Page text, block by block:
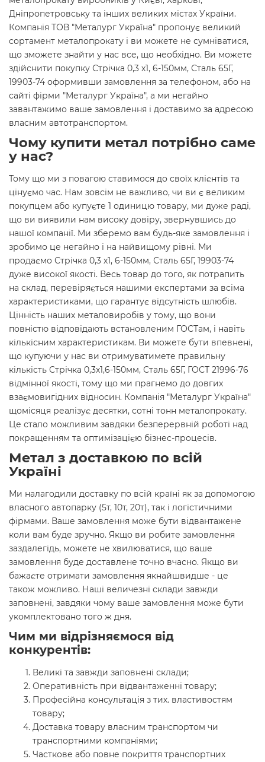
Дніпропетровську та інших великих містах України.
Компанія ТОВ "Металург Україна" пропонує великий
сортамент металопрокату і ви можете не сумніватися,
що зможете знайти у нас все, що необхідно. Ви можете
здійснити покупку Стрічка 0,3 х1, 6-150мм, Сталь 65Г,
19903-74 оформивши замовлення за телефоном, або на
сайті фірми "Металург Україна", а ми негайно
завантажимо ваше замовлення і доставимо за адресою
власним автотранспортом.
Чому купити метал потрібно саме
у нас?
Тому що ми з повагою ставимося до своїх клієнтів та
цінуємо час. Нам зовсім не важливо, чи ви є великим
покупцем або купуєте 1 одиницю товару, ми дуже раді,
що ви виявили нам високу довіру, звернувшись до
нашої компанії. Ми зберемо вам будь-яке замовлення і
зробимо це негайно і на найвищому рівні. Ми
продаємо Стрічка 0,3 х1, 6-150мм, Сталь 65Г, 19903-74
дуже високої якості. Весь товар до того, як потрапить
на склад, перевіряється нашими експертами за всіма
характеристиками, що гарантує відсутність шлюбів.
Цінність наших металовиробів у тому, що вони
повністю відповідають встановленим ГОСТам, і навіть
кількісним характеристикам. Ви можете бути впевнені,
що купуючи у нас ви отримуватимете правильну
кількість Стрічка 0,3х1,6-150мм, Сталь 65Г, ГОСТ 21996-76
відмінної якості, тому що ми прагнемо до довгих
взаємовигідних відносин. Компанія "Металург Україна"
щомісяця реалізує десятки, сотні тонн металопрокату.
Це стало можливим завдяки безперервній роботі над
покращенням та оптимізацією бізнес-процесів.
Метал з доставкою по всій
Україні
Ми налагодили доставку по всій країні як за допомогою
власного автопарку (5т, 10т, 20т), так і логістичними
фірмами. Ваше замовлення може бути відвантажене
коли вам буде зручно. Якщо ви робите замовлення
заздалегідь, можете не хвилюватися, що ваше
замовлення буде доставлене точно вчасно. Якщо ви
бажаєте отримати замовлення якнайшвидше - це
також можливо. Наші величезні склади завжди
заповнені, завдяки чому ваше замовлення може бути
укомплектовано того ж дня.
Чим ми відрізняємося від
конкурентів:
Великі та завжди заповнені склади;
Оперативність при відвантаженні товару;
Професійна консультація з тих. властивостям
товару;
Доставка товару власним транспортом чи
транспортними компаніями;
Часткове або повне покриття транспортних